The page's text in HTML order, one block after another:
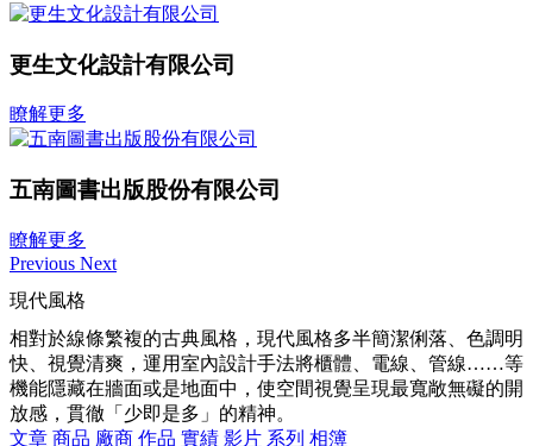
更生文化設計有限公司
瞭解更多
五南圖書出版股份有限公司
瞭解更多
Previous Next
現代風格
相對於線條繁複的古典風格，現代風格多半簡潔俐落、色調明
快、視覺清爽，運用室內設計手法將櫃體、電線、管線……等
機能隱藏在牆面或是地面中，使空間視覺呈現最寬敞無礙的開
放感，貫徹「少即是多」的精神。
文章 商品 廠商 作品 實績 影片 系列 相簿